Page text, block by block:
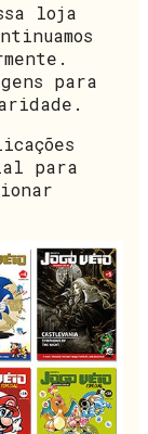
loja
para
para